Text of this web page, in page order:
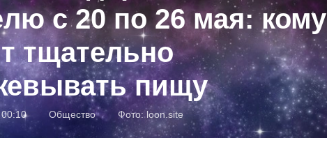
с 20 по 26 мая: кому
тщательно
пищу
Общество Фото:loon.site